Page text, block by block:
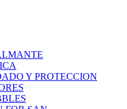
Y PROTECCION